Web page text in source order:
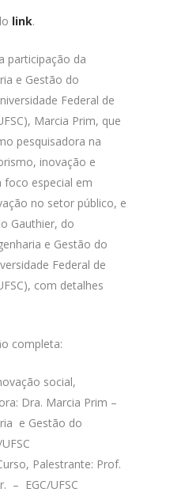
link.
participação da
e Gestão do
Federal de
Marcia Prim, que
pesquisadora na
inovação e
foco especial em
no setor público, e
Gauthier, do
e Gestão do
Federal de
com detalhes
completa:
social,
Dra. Marcia Prim –
e Gestão do
Palestrante: Prof.
– EGC/UFSC